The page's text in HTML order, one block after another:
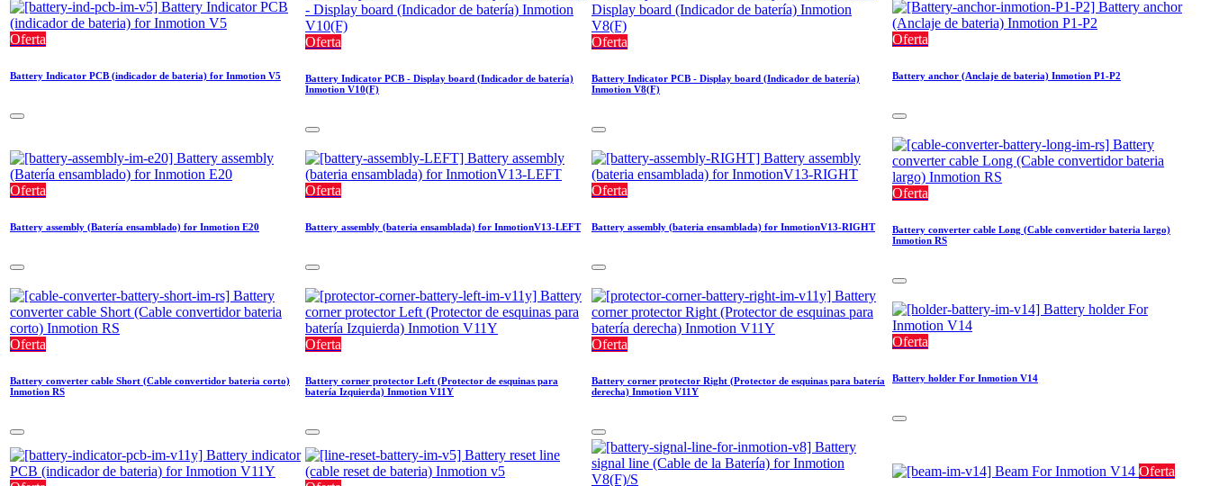
Oferta
Battery Indicator PCB (indicador de bateria) for Inmotion V5
Oferta
Battery Indicator PCB - Display board (Indicador de batería)
Inmotion V10(F)
Oferta
Battery Indicator PCB - Display board (Indicador de batería)
Inmotion V8(F)
Oferta
Battery anchor (Anclaje de bateria) Inmotion P1-P2
Oferta
Battery assembly (Batería ensamblado) for Inmotion E20
Oferta
Battery assembly (bateria ensamblada) for InmotionV13-LEFT
Oferta
Battery assembly (bateria ensamblada) for InmotionV13-RIGHT
Oferta
Battery converter cable Long (Cable convertidor bateria largo)
Inmotion RS
Oferta
Battery converter cable Short (Cable convertidor bateria corto)
Inmotion RS
Oferta
Battery corner protector Left (Protector de esquinas para
batería Izquierda) Inmotion V11Y
Oferta
Battery corner protector Right (Protector de esquinas para batería
derecha) Inmotion V11Y
Oferta
Battery holder For Inmotion V14
Oferta